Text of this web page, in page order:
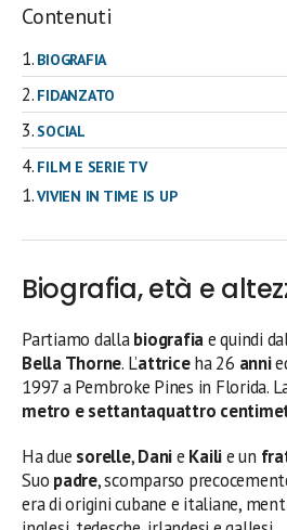
Contenuti
BIOGRAFIA
FIDANZATO
SOCIAL
FILM E SERIE TV
VIVIEN IN TIME IS UP
Biografia, età e
Partiamo dallabiografiae quindi
Bella Thorne. L’attriceha 26 anni
1997 a Pembroke Pines in Florida.
metro e settantaquattro
Ha due sorelle,Danie Kailie un
Suo padre, scomparso
era di origini cubane e italiane,